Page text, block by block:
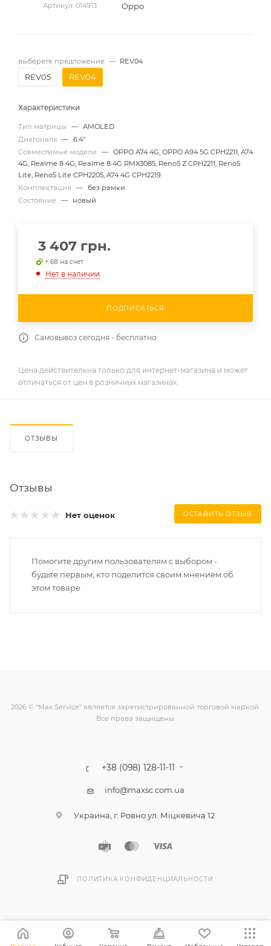
Артикул: 014913 Oppo
выберете предложение — REV04
REV05 REV04
Характеристики
Тип матрицы — AMOLED
Диагональ — 6.4"
Совместимые модели
— OPPO A74 4G, OPPO A94 5G CPH2211, A74
4G, Realme 8 4G, Realme 8 4G RMX3085, Reno5 Z CPH2211, Reno5
Lite, Reno5 Lite CPH2205, A74 4G CPH2219
Комплектация
— без рамки
Состояние — новый
3 407 грн.
+ 68 на счет
Нет в наличии
ПОДПИСАТЬСЯ
Самовывоз сегодня - бесплатно
Цена действительна только для интернет-магазина и может
отличаться от цен в розничных магазинах
ОТЗЫВЫ
Отзывы
Нет оценок ОСТАВИТЬ ОТЗЫВ
Помогите другим пользователям с выбором -
будьте первым, кто поделится своим мнением об
этом товаре
2026 © “Max Service” является зарегистрированной торговой маркой.
Все права защищены.
+38 (098) 128-11-11
info@maxsc.com.ua
Украина, г. Ровно ул. Міцкевича 12
ПОЛИТИКА КОНФИДЕНЦИАЛЬНОСТИ